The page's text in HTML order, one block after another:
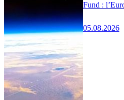
Fund :
05.08.2026